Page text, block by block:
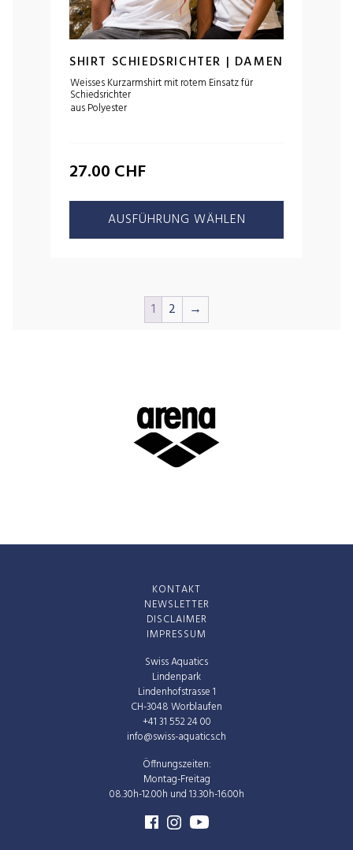
SHIRT SCHIEDSRICHTER | DAMEN
Weisses Kurzarmshirt mit rotem Einsatz für
Schiedsrichter
aus Polyester
27.00 CHF
AUSFÜHRUNG WÄHLEN
1 2 →
Swiss Aquatics
Lindenpark
Lindenhofstrasse 1
CH-3048 Worblaufen
+41 31 552 24 00
info@swiss-aquatics.ch
Öffnungszeiten:
Montag-Freitag
08.30h-12.00h und 13.30h-16.00h
KONTAKT
NEWSLETTER
DISCLAIMER
IMPRESSUM